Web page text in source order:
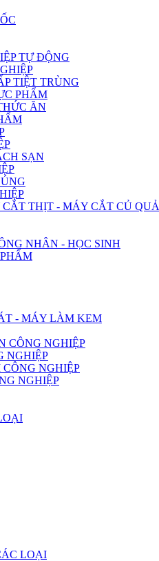
TỰ ĐỘNG
TIỆT TRÙNG
PHẨM
ĂN
SẠN
THỊT - MÁY CẮT CỦ QUẢ
NHÂN - HỌC SINH
- MÁY LÀM KEM
CÔNG NGHIỆP
NGHIỆP
NGHIỆP
NGHIỆP
LOẠI